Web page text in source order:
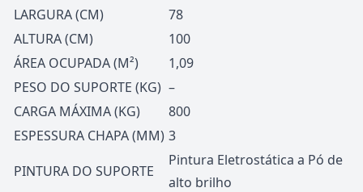
LARGURA (CM)
78
ALTURA (CM)
100
ÁREA OCUPADA (M²)
1,09
PESO DO SUPORTE (KG) –
CARGA MÁXIMA (KG)
800
ESPESSURA CHAPA (MM) 3
PINTURA DO SUPORTE
Pintura Eletrostática a Pó de
alto brilho